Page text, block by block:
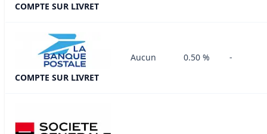
COMPTE SUR LIVRET
COMPTE SUR LIVRET
Aucun 0.50 % -